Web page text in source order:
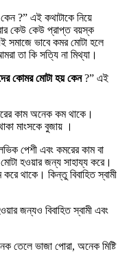
?” এই কথাটাকে নিয়ে
কেউ কেউ প্রাপ্ত বয়স্ক
সমাজে ভাবে কমর মোটা হলে
তা কি সত্যি না মিথ্যা।
কোমর মোটা হয় কেন?” এই
কাম অনেক কম থাকে।
মাংসকে বুজায় ।
পেশী এবং কমরের কাম বা
হওয়ার জন্য সাহায্য করে।
থাকে। কিন্তু বিবাহিত স্বামী
জন্যও বিবাহিত স্বামী এবং
তেলে ভাজা পোরা, অনেক মিষ্টি